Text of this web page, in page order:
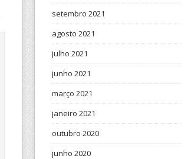
setembro 2021
agosto 2021
julho 2021
junho 2021
março 2021
janeiro 2021
outubro 2020
junho 2020